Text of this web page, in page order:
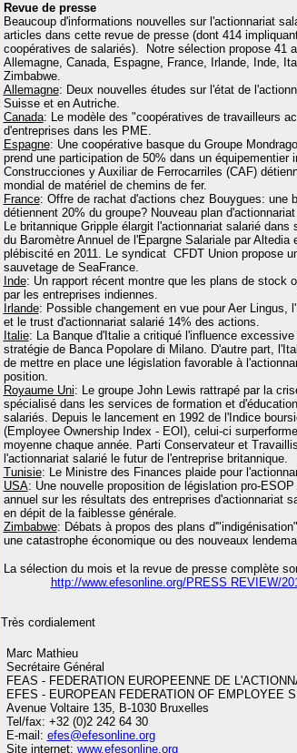
Revue de presse
Beaucoup d'informations nouvelles sur l'actionnariat
articles dans cette revue de presse (dont 414
coopératives de salariés). Notre sélection propose 41
Allemagne, Canada, Espagne, France, Irlande, Inde,
Zimbabwe.
Allemagne: Deux nouvelles études sur l'état de
Suisse et en Autriche.
Canada: Le modèle des "coopératives de travailleurs
d'entreprises dans les PME.
Espagne: Une coopérative basque du Groupe
prend une participation de 50% dans un équipementier
Construcciones y Auxiliar de Ferrocarriles (CAF)
mondial de matériel de chemins de fer.
France: Offre de rachat d'actions chez Bouygues: une
détiennent 20% du groupe? Nouveau plan
Le britannique Gripple élargit l'actionnariat salarié
du Baromètre Annuel de l'Epargne Salariale par
plébiscité en 2011. Le syndicat CFDT Union propose
sauvetage de SeaFrance.
Inde: Un rapport récent montre que les plans de stock
par les entreprises indiennes.
Irlande: Possible changement en vue pour Aer Lingus,
et le trust d'actionnariat salarié 14% des actions.
Italie: La Banque d'Italie a critiqué l'influence
stratégie de Banca Popolare di Milano. D'autre part,
de mettre en place une législation favorable à
position.
Royaume Uni: Le groupe John Lewis rattrapé par la
spécialisé dans les services de formation et
salariés. Depuis le lancement en 1992 de l'Indice
(Employee Ownership Index - EOI), celui-ci
moyenne chaque année. Parti Conservateur et
l'actionnariat salarié le futur de l'entreprise britannique.
Tunisie: Le Ministre des Finances plaide pour
USA: Une nouvelle proposition de législation pro-
annuel sur les résultats des entreprises d'actionnariat
en dépit de la faiblesse générale.
Zimbabwe: Débats à propos des plans
une catastrophe économique ou des nouveaux
La sélection du mois et la revue de presse complète
http://www.efesonline.org/PRESS REVIEW/
Très cordialement
Marc Mathieu
Secrétaire Général
FEAS - FEDERATION EUROPEENNE DE
EFES - EUROPEAN FEDERATION OF EMPLOYEE
Avenue Voltaire 135, B-1030 Bruxelles
Tel/fax: +32 (0)2 242 64 30
E-mail: efes@efesonline.org
Site internet: www.efesonline.org